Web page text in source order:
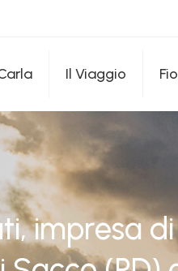
Il Viaggio
impresa